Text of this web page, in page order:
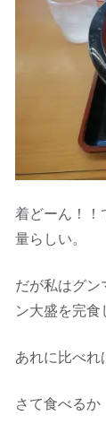
着どーん！！
量らしい。
だが私はグン
ン大盛を完食
あれに比べれ
さて食べるか